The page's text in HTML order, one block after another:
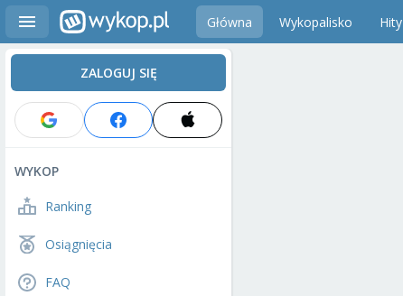
Główna Wykopalisko Hity
ZALOGUJ SIĘ
WYKOP
Ranking
Osiągnięcia
FAQ